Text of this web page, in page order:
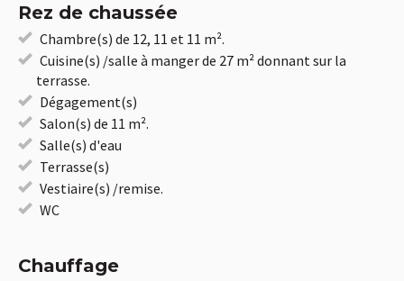
Rez de chaussée
Chambre(s) de 12, 11 et 11 m².
Cuisine(s) /salle à manger de 27 m² donnant sur la
terrasse.
Dégagement(s)
Salon(s) de 11 m².
Salle(s) d'eau
Terrasse(s)
Vestiaire(s) /remise.
WC
Chauffage